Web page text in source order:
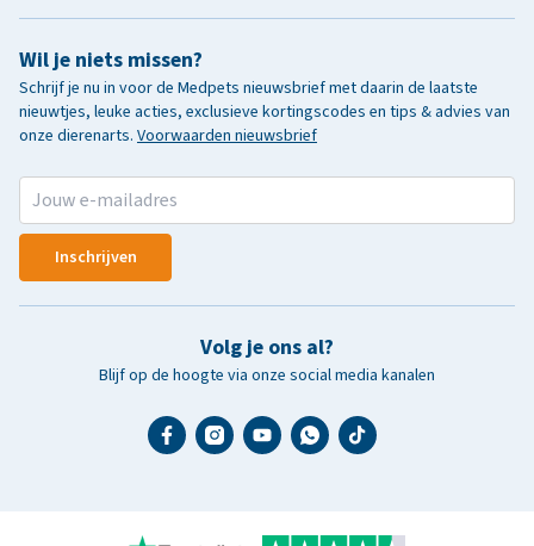
Wil je niets missen?
Schrijf je nu in voor de Medpets nieuwsbrief met daarin de laatste
nieuwtjes, leuke acties, exclusieve kortingscodes en tips & advies van
onze dierenarts. Voorwaarden nieuwsbrief
Inschrijven
Volg je ons al?
Blijf op de hoogte via onze social media kanalen